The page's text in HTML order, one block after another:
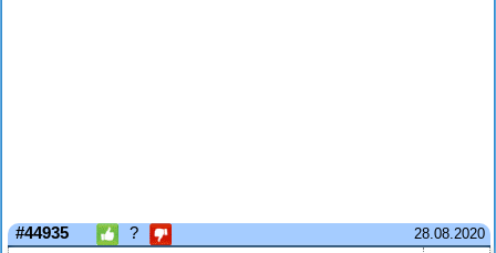
28.08.2020
#44935 ?